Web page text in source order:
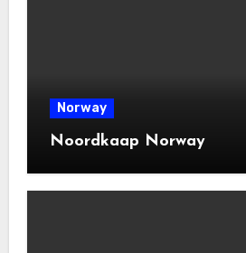
Norway
Noordkaap Norway